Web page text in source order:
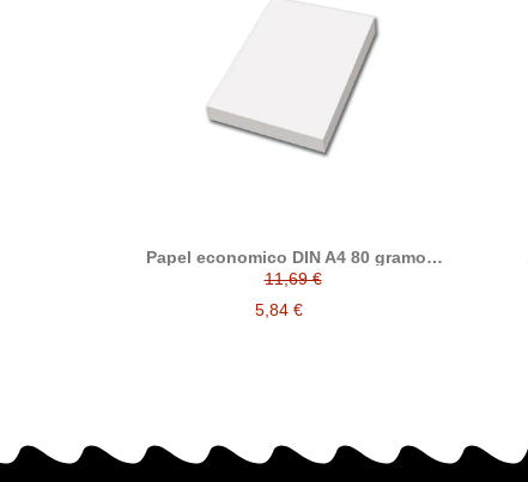
Papel economico DIN A4 80 gramos,
paquete 500 folios
11,69 €
5,84 €